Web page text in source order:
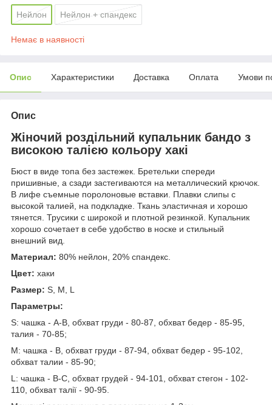
Нейлон Нейлон + спандекс
Немає в наявності
Опис Характеристики Доставка Оплата Умови
Опис
Жіночий роздільний купальник бандо з
високою талією кольору хакі
Бюст в виде топа без застежек. Бретельки спереди
пришивные, а сзади застегиваются на металлический крючок.
В лифе съемные поролоновые вставки. Плавки слипы с
высокой талией, на подкладке. Ткань эластичная и хорошо
тянется. Трусики с широкой и плотной резинкой. Купальник
хорошо сочетает в себе удобство в носке и стильный
внешний вид.
Материал: 80% нейлон, 20% спандекс.
Цвет: хаки
Размер: S, M, L
Параметры:
S: чашка - A-B, обхват груди - 80-87, обхват бедер - 85-95,
талия - 70-85;
M: чашка - B, обхват груди - 87-94, обхват бедер - 95-102,
обхват талии - 85-90;
L: чашка - B-C, обхват грудей - 94-101, обхват стегон - 102-
110, обхват талії - 90-95.